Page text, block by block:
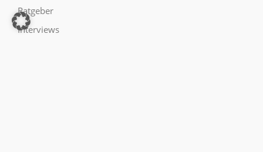
Ratgeber
Interviews